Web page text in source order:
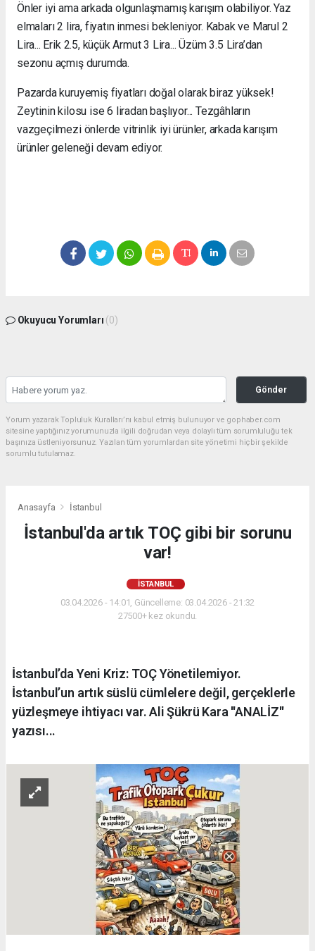
Önler iyi ama arkada olgunlaşmamış karışım olabiliyor. Yaz
elmaları 2 lira, fiyatın inmesi bekleniyor. Kabak ve Marul 2
Lira... Erik 2.5, küçük Armut 3 Lira... Üzüm 3.5 Lira’dan
sezonu açmış durumda.
Pazarda kuruyemiş fiyatları doğal olarak biraz yüksek!
Zeytinin kilosu ise 6 liradan başlıyor... Tezgâhların
vazgeçilmezi önlerde vitrinlik iyi ürünler, arkada karışım
ürünler geleneği devam ediyor.
Okuyucu Yorumları (0)
Gönder
Yorum yazarak Topluluk Kuralları’nı kabul etmiş bulunuyor ve gophaber.com
sitesine yaptığınız yorumunuzla ilgili doğrudan veya dolaylı tüm sorumluluğu tek
başınıza üstleniyorsunuz. Yazılan tüm yorumlardan site yönetimi hiçbir şekilde
sorumlu tutulamaz.
Anasayfa İstanbul
İstanbul'da artık TOÇ gibi bir sorunu
var!
İSTANBUL
03.04.2026 - 14:01, Güncelleme: 03.04.2026 - 21:32
27500+ kez okundu.
İstanbul’da Yeni Kriz: TOÇ Yönetilemiyor.
İstanbul’un artık süslü cümlelere değil, gerçeklerle
yüzleşmeye ihtiyacı var. Ali Şükrü Kara ''ANALİZ''
yazısı...